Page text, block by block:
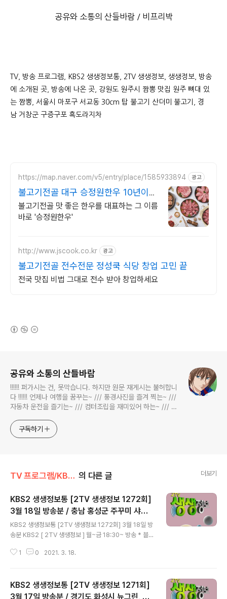
공유와 소통의 산들바람 / 비프리박
TV, 방송 프로그램, KBS2 생생정보통, 2TV 생생정보, 생생정보, 방송
에 소개된 곳, 방송에 나온 곳, 강원도 원주시 짬뽕 맛집 원주 뼈대 있
는 짬뽕, 서울시 마포구 서교동 30cm 탑 불고기 산더미 불고기, 경
남 거창군 구증구포 흑도라지차
https://map.naver.com/v5/entry/place/1585933894 광고
불고기전골 대구 승정원한우 10년이상
의 한우 전통 맛집
불고기전골 맛 좋은 한우를 대표하는 그 이름
바로 '승정원한우'
http://www.jscook.co.kr 광고
불고기전골 전수전문 정성쿡 식당 창업 고민 끝
전국 맛집 비법 그대로 전수 받아 창업하세요
공유와 소통의 산들바람
!!!!!! 퍼가시는 건, 못막습니다. 하지만 원문 재게시는 불허합니
다 !!!!!! 언제나 여행을 꿈꾸는~ /// 풍경사진을 즐겨 찍는~ ///
자동차 운전을 즐기는~ /// 컴터조립을 재미있어 하는~ /// 고
식하는 미드가 있는~ /// 사회적 이슈에 발언하는~ 不老巨
구독하기
TV 프로그램/KBS 2TV 생생정보통 의 다른 글 더보기
KBS2 생생정보통 [2TV 생생정보 1272회]
3월 18일 방송분 / 충남 홍성군 주꾸미 샤브
샤브 쭈꾸미 볶음 세자매회수산, 경기도 부천
시 소갈비곱창전골 맛집 숙이국밥, 경기도 평
택시 다믈농장
KBS2 생생정보통 [2TV 생생정보 1272회] 3월 18일 방
송분 KBS2 [ 2TV 생생정보 ] 월~금 18:30~ 방송 * 블로
t.ly/37e3BnS 생생기획 - 봄이 제철인 주꾸미, 금 주꾸미
남당리 861 ☎ 010-2922-4878 유별난 맛집 - 소갈비
곱창전골 경기도 부천시 중동로262번길 88 (지번) 경기
1 0 2021. 3. 18.
KBS2 생생정보통 [2TV 생생정보 1271회]
3월 17일 방송분 / 경기도 화성시 뉴그린, 인